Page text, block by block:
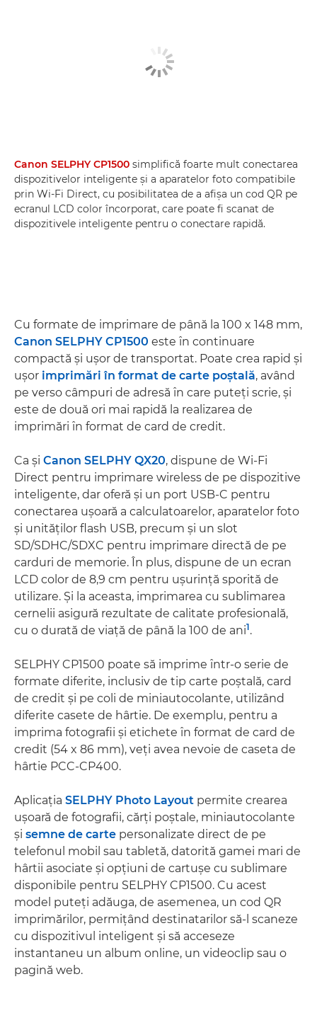
Canon SELPHY CP1500 simplifică foarte mult conectarea
dispozitivelor inteligente şi a aparatelor foto compatibile
prin Wi-Fi Direct, cu posibilitatea de a afişa un cod QR pe
ecranul LCD color încorporat, care poate fi scanat de
dispozitivele inteligente pentru o conectare rapidă.
Cu formate de imprimare de până la 100 x 148 mm,
Canon SELPHY CP1500 este în continuare
compactă şi uşor de transportat. Poate crea rapid şi
uşor imprimări în format de carte poştală, având
pe verso câmpuri de adresă în care puteţi scrie, şi
este de două ori mai rapidă la realizarea de
imprimări în format de card de credit.
Ca şi Canon SELPHY QX20, dispune de Wi-Fi
Direct pentru imprimare wireless de pe dispozitive
inteligente, dar oferă şi un port USB-C pentru
conectarea uşoară a calculatoarelor, aparatelor foto
şi unităţilor flash USB, precum şi un slot
SD/SDHC/SDXC pentru imprimare directă de pe
carduri de memorie. În plus, dispune de un ecran
LCD color de 8,9 cm pentru uşurinţă sporită de
utilizare. Şi la aceasta, imprimarea cu sublimarea
cernelii asigură rezultate de calitate profesională,
cu o durată de viaţă de până la 100 de ani1.
SELPHY CP1500 poate să imprime într-o serie de
formate diferite, inclusiv de tip carte poştală, card
de credit şi pe coli de miniautocolante, utilizând
diferite casete de hârtie. De exemplu, pentru a
imprima fotografii şi etichete în format de card de
credit (54 x 86 mm), veţi avea nevoie de caseta de
hârtie PCC-CP400.
Aplicaţia SELPHY Photo Layout permite crearea
uşoară de fotografii, cărţi poştale, miniautocolante
şi semne de carte personalizate direct de pe
telefonul mobil sau tabletă, datorită gamei mari de
hârtii asociate şi opţiuni de cartuşe cu sublimare
disponibile pentru SELPHY CP1500. Cu acest
model puteţi adăuga, de asemenea, un cod QR
imprimărilor, permiţând destinatarilor să-l scaneze
cu dispozitivul inteligent şi să acceseze
instantaneu un album online, un videoclip sau o
pagină web.